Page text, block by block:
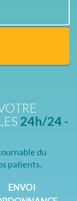
24h/24 -
du
patients.
ENVOI